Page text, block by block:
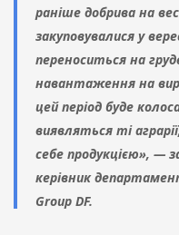
раніше добрива на
закуповувалися у
переноситься на
навантаження на
цей період буде
виявляться ті
себе продукцією», —
керівник
Group DF.